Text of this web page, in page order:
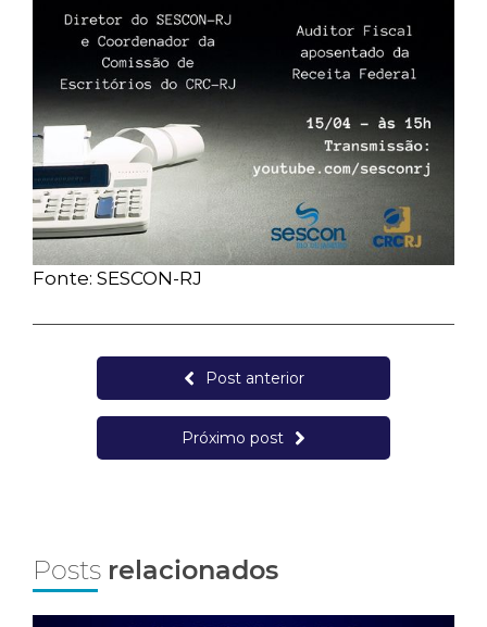
Fonte: SESCON-RJ
Post anterior
Próximo post
Posts relacionados